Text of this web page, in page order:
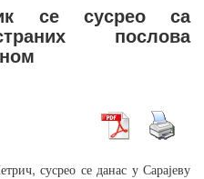
се сусрео са
послова
, сусрео се данас у Сарајеву